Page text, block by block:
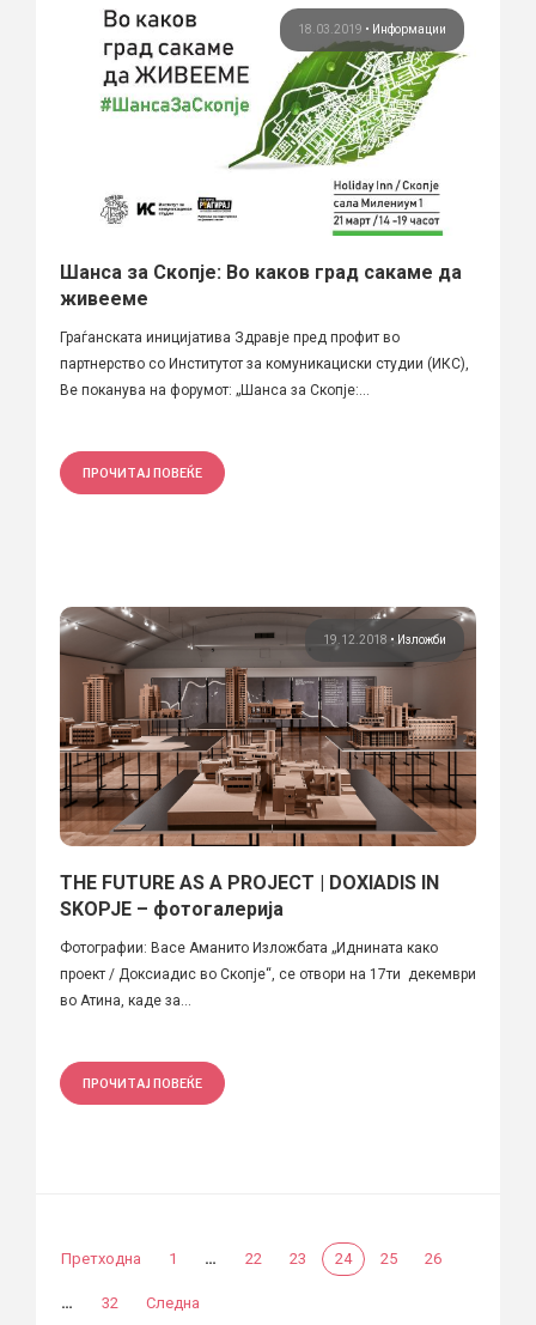
18.03.2019 • Информации
Шанса за Скопје: Во каков град сакаме да
живееме
Граѓанската иницијатива Здравје пред профит во
партнерство со Институтот за комуникациски студии (ИКС),
Ве поканува на форумот: „Шанса за Скопје:...
ПРОЧИТАЈ ПОВЕЌЕ
19.12.2018 • Изложби
THE FUTURE AS A PROJECT | DOXIADIS IN
SKOPJE – фотогалерија
Фотографии: Васе Аманито Изложбата „Иднината како
проект / Доксиадис во Скопје“, се отвори на 17ти декември
во Атина, каде за...
ПРОЧИТАЈ ПОВЕЌЕ
Претходна 1 … 22 23 24 25 26
… 32 Следна